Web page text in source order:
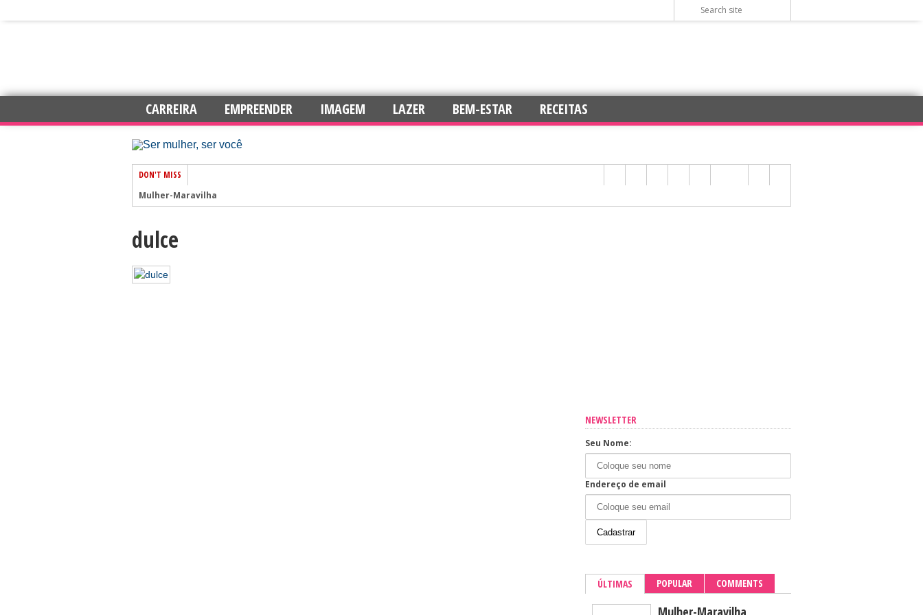
CARREIRA EMPREENDER IMAGEM LAZER BEM-ESTAR RECEITAS
DON'T MISS
Mulher-Maravilha
7 dicas para trabalhar com mais autoconfiança
Esperança
dulce
NEWSLETTER
Seu Nome:
Endereço de email
ÚLTIMAS POPULAR COMMENTS
Mulher-Maravilha